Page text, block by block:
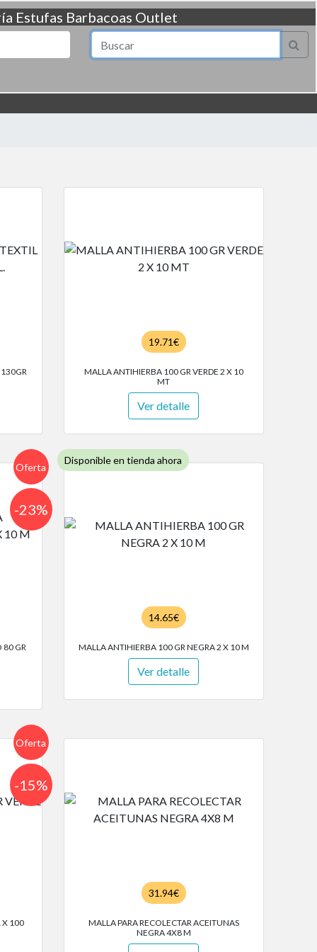
Estufas Barbacoas Outlet
19.71€
MALLA ANTIHIERBA 100 GR VERDE 2 X 10
MT
Ver detalle
Oferta
-23%
80 GR
Disponible en tienda ahora
14.65€
MALLA ANTIHIERBA 100 GR NEGRA 2 X 10 M
Ver detalle
Oferta
-15%
X 100
31.94€
MALLA PARA RECOLECTAR ACEITUNAS
NEGRA 4X8 M